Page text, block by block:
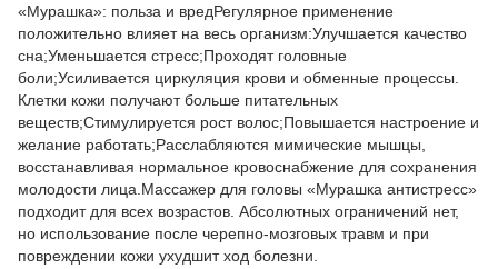
«Мурашка»: польза и вредРегулярное применение
положительно влияет на весь организм:Улучшается качество
сна;Уменьшается стресс;Проходят головные
боли;Усиливается циркуляция крови и обменные процессы.
Клетки кожи получают больше питательных
веществ;Стимулируется рост волос;Повышается настроение и
желание работать;Расслабляются мимические мышцы,
восстанавливая нормальное кровоснабжение для сохранения
молодости лица.Массажер для головы «Мурашка антистресс»
подходит для всех возрастов. Абсолютных ограничений нет,
но использование после черепно-мозговых травм и при
повреждении кожи ухудшит ход болезни.